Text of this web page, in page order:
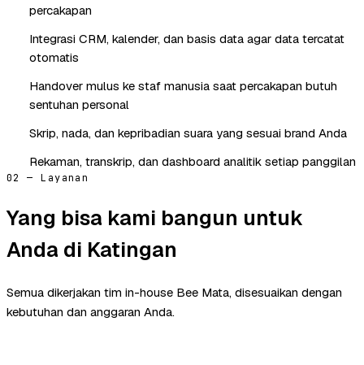
percakapan
Integrasi CRM, kalender, dan basis data agar data tercatat
otomatis
Handover mulus ke staf manusia saat percakapan butuh
sentuhan personal
Skrip, nada, dan kepribadian suara yang sesuai brand Anda
Rekaman, transkrip, dan dashboard analitik setiap panggilan
02 — Layanan
Yang bisa kami bangun untuk
Anda di Katingan
Semua dikerjakan tim in-house Bee Mata, disesuaikan dengan
kebutuhan dan anggaran Anda.